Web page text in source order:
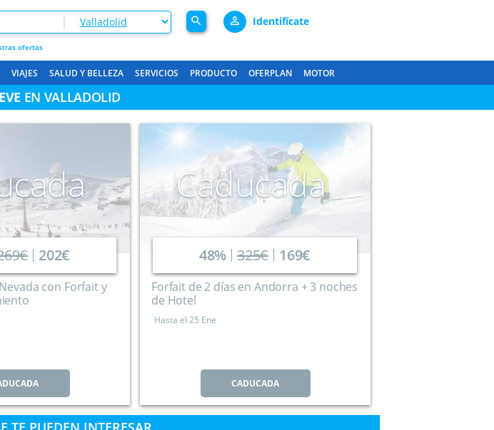
ofertas
search person_outline Identifícate
VIAJES SALUD Y BELLEZA SERVICIOS PRODUCTO OFERPLAN MOTOR
EN VALLADOLID
202€
con Forfait y
Caducada
48% 325€ 169€
Forfait de 2 días en Andorra + 3 noches
de Hotel
Hasta el 25 Ene
CADUCADA